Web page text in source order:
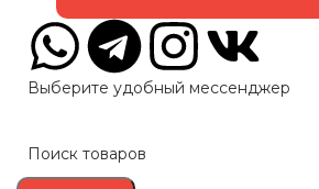
Выберите удобный мессенджер